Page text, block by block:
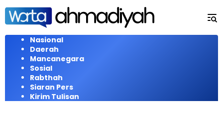
Langsung
konten
Nasional
Daerah
Mancanegara
Sosial
Rabthah
Siaran Pers
Kirim Tulisan